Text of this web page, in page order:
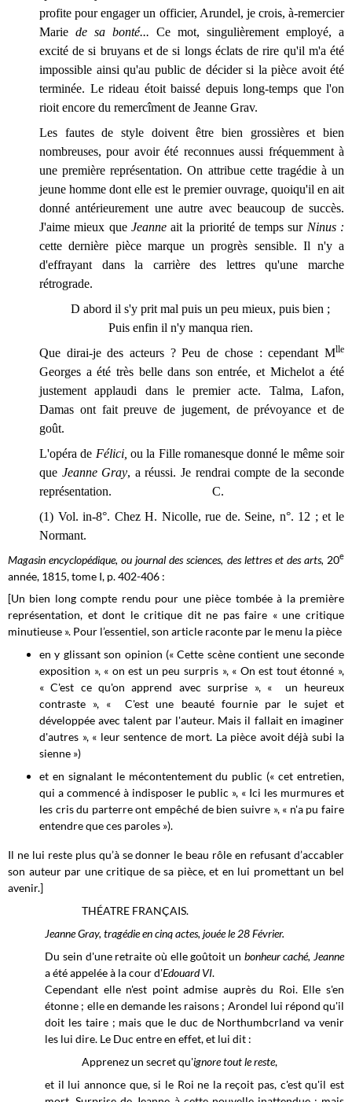
profite pour engager un officier, Arundel, je crois, à-remercier
Marie de sa bonté... Ce mot, singulièrement employé, a
excité de si bruyans et de si longs éclats de rire qu'il m'a été
impossible ainsi qu'au public de décider si la pièce avoit été
terminée. Le rideau étoit baissé depuis long-temps que l'on
rioit encore du remercîment de Jeanne Grav.
Les fautes de style doivent être bien grossières et bien
nombreuses, pour avoir été reconnues aussi fréquemment à
une première représentation. On attribue cette tragédie à un
jeune homme dont elle est le premier ouvrage, quoiqu'il en ait
donné antérieurement une autre avec beaucoup de succès.
J'aime mieux que Jeanneait la priorité de temps sur Ninus :
cette dernière pièce marque un progrès sensible. Il n'y a
d'effrayant dans la carrière des lettres qu'une marche
rétrograde.
D abord il s'y prit mal puis un peu mieux, puis bien ;
Puis enfin il n'y manqua rien.
Que dirai-je des acteurs ? Peu de chose : cependant Mlle
Georges a été très belle dans son entrée, et Michelot a été
justement applaudi dans le premier acte. Talma, Lafon,
Damas ont fait preuve de jugement, de prévoyance et de
goût.
L'opéra de Félici, ou la Fille romanesque donné le même soir
que Jeanne Gray, a réussi. Je rendrai compte de la seconde
représentation. C.
(1) Vol. in-8°. Chez H. Nicolle, rue de. Seine, n°. 12 ; et le
Normant.
Magasin encyclopédique, ou journal des sciences, des lettres et des arts, 20e
année, 1815, tome I, p. 402-406 :
[Un bien long compte rendu pour une pièce tombée à la première
représentation, et dont le critique dit ne pas faire « une critique
minutieuse ». Pour l’essentiel, son article raconte par le menu la pièce
en y glissant son opinion (« Cette scène contient une seconde
exposition », « on est un peu surpris », « On est tout étonné »,
« C'est ce qu'on apprend avec surprise », « un heureux
contraste », « C'est une beauté fournie par le sujet et
développée avec talent par l'auteur. Mais il fallait en imaginer
d'autres », « leur sentence de mort. La pièce avoit déjà subi la
sienne »)
et en signalant le mécontentement du public (« cet entretien,
qui a commencé à indisposer le public », « Ici les murmures et
les cris du parterre ont empêché de bien suivre », « n'a pu faire
entendre que ces paroles »).
Il ne lui reste plus qu’à se donner le beau rôle en refusant d’accabler
son auteur par une critique de sa pièce, et en lui promettant un bel
avenir.]
THÉATRE FRANÇAIS.
Jeanne Gray, tragédie en cinq actes, jouée le 28 Février.
Du sein d'une retraite où elle goûtoit un bonheur caché, Jeanne
a été appelée à la cour d'Edouard VI.
Cependant elle n'est point admise auprès du Roi. Elle s'en
étonne ; elle en demande les raisons ; Arondel lui répond qu'il
doit les taire ; mais que le duc de Northumbcrland va venir
les lui dire. Le Duc entre en effet, et lui dit :
Apprenez un secret qu'ignore tout le reste,
et il lui annonce que, si le Roi ne la reçoit pas, c'est qu'il est